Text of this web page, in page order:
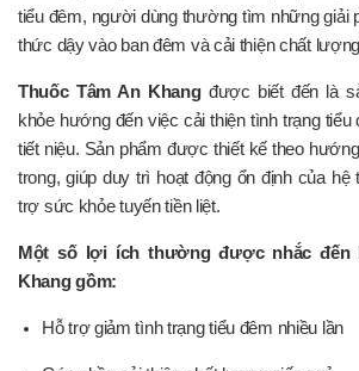
tiểu đêm, người dùng thường tìm những giải
thức dậy vào ban đêm và cải thiện chất
Thuốc Tâm An Khangđược biết đến là
khỏe hướng đến việc cải thiện tình trạng
tiết niệu. Sản phẩm được thiết kế theo
trong, giúp duy trì hoạt động ổn định của hệ
trợ sức khỏe tuyến tiền liệt.
Một số lợi ích thường được nhắc đến
Khang gồm:
Hỗ trợ giảm tình trạng tiểu đêm nhiều lần